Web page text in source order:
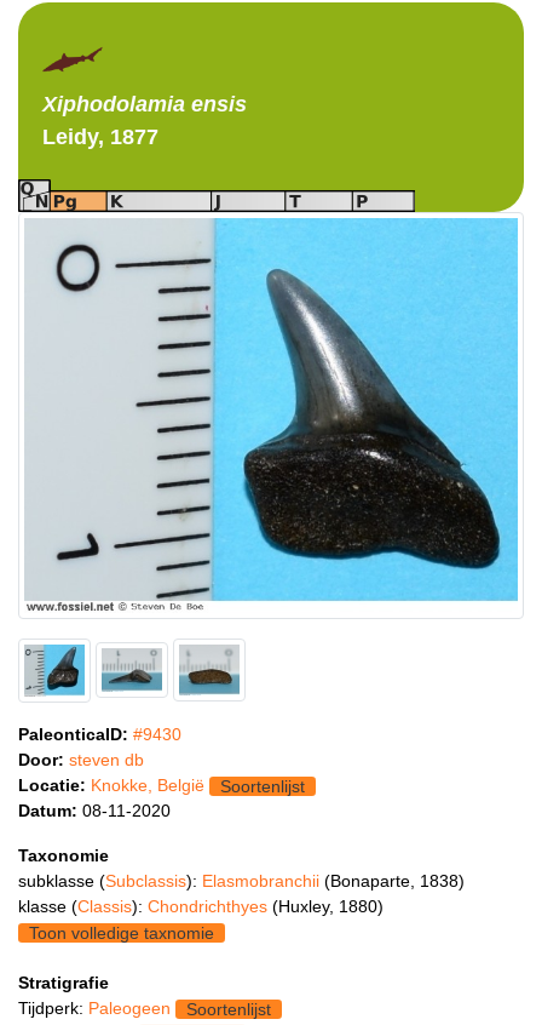
Xiphodolamia ensis
Leidy, 1877
PaleonticaID: #9430
Door: steven db
Locatie: Knokke, België
Soortenlijst
Datum: 08-11-2020
Taxonomie
subklasse (Subclassis): Elasmobranchii (Bonaparte, 1838)
klasse (Classis): Chondrichthyes (Huxley, 1880)
Toon volledige taxnomie
Stratigrafie
Tijdperk: Paleogeen
Soortenlijst